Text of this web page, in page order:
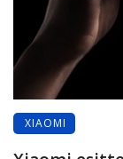
XIAOMI